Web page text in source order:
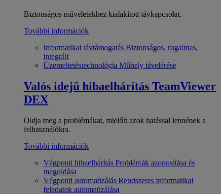
Biztonságos műveletekhez kialakított távkapcsolat.
További információk
Informatikai távtámogatás Biztonságos, rugalmas,
integrált
Üzemeltetéstechnológia Műhely távelérése
Valós idejű hibaelhárítás TeamViewer
DEX
Oldja meg a problémákat, mielőtt azok hatással lennének a
felhasználókra.
További információk
Végponti hibaelhárítás Problémák azonosítása és
megoldása
Végponti automatizálás Rendszeres informatikai
feladatok automatizálása